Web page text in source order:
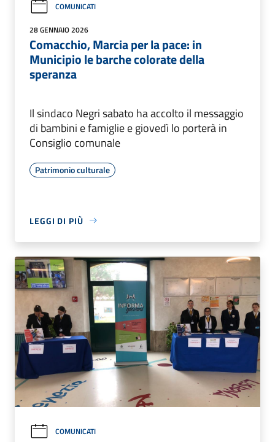
COMUNICATI
28 GENNAIO 2026
Comacchio, Marcia per la pace: in
Municipio le barche colorate della
speranza
Il sindaco Negri sabato ha accolto il messaggio
di bambini e famiglie e giovedì lo porterà in
Consiglio comunale
Patrimonio culturale
LEGGI DI PIÙ
COMUNICATI